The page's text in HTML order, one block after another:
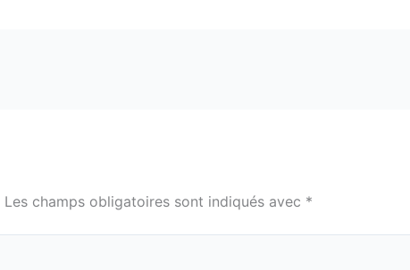
Les champs obligatoires sont indiqués avec *